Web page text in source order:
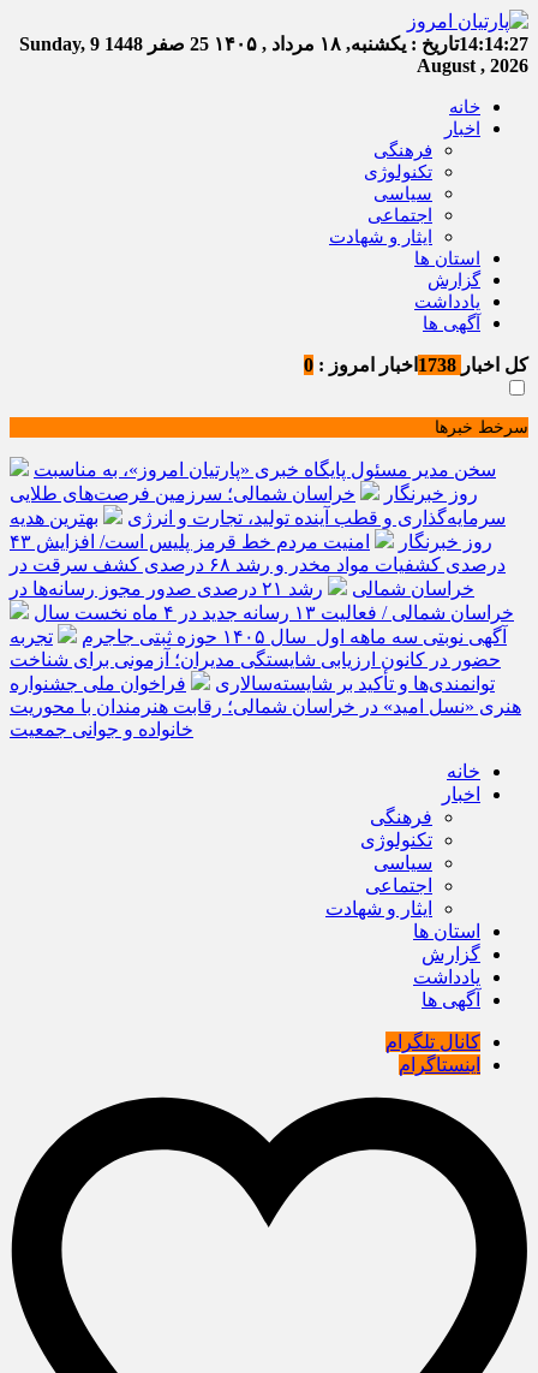
14:14:27تاریخ : یکشنبه, ۱۸ مرداد , ۱۴۰۵ 25 صفر 1448
Sunday, 9
August , 2026
خانه
اخبار
فرهنگی
تکنولوژی
سیاسی
اجتماعی
ایثار و شهادت
استان ها
گزارش
یادداشت
آگهی ها
کل اخبار اخبار امروز : 0
سرخط خبرها
سخن مدیر مسئول پایگاه خبری «پارتیان امروز»، به مناسبت
روز خبرنگار
خراسان شمالی؛ سرزمین فرصت‌های طلایی
سرمایه‌گذاری و قطب آینده تولید، تجارت و انرژی
بهترین هدیه
روز خبرنگار
امنیت مردم خط قرمز پلیس است/ افزایش ۴۳
درصدی کشفیات مواد مخدر و رشد ۶۸ درصدی کشف سرقت در
خراسان شمالی
رشد ۲۱ درصدی صدور مجوز رسانه‌ها در
خراسان شمالی / فعالیت ۱۳ رسانه جدید در ۴ ماه نخست سال
آگهی نوبتی سه ماهه اول سال ۱۴۰۵ حوزه ثبتی جاجرم
تجربه
حضور در کانون ارزیابی شایستگی مدیران؛ آزمونی برای شناخت
توانمندی‌ها و تأکید بر شایسته‌سالاری
فراخوان ملی جشنواره
هنری «نسل امید» در خراسان شمالی؛ رقابت هنرمندان با محوریت
خانواده و جوانی جمعیت
خانه
اخبار
فرهنگی
تکنولوژی
سیاسی
اجتماعی
ایثار و شهادت
استان ها
گزارش
یادداشت
آگهی ها
کانال تلگرام
اینستاگرام